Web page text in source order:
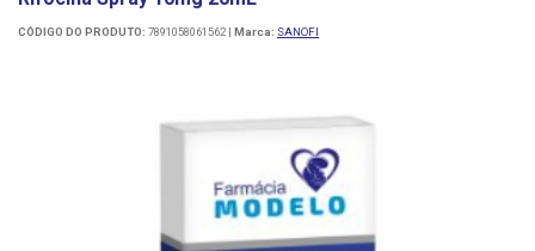
CÓDIGO DO PRODUTO: 7891058061562 | Marca: SANOFI